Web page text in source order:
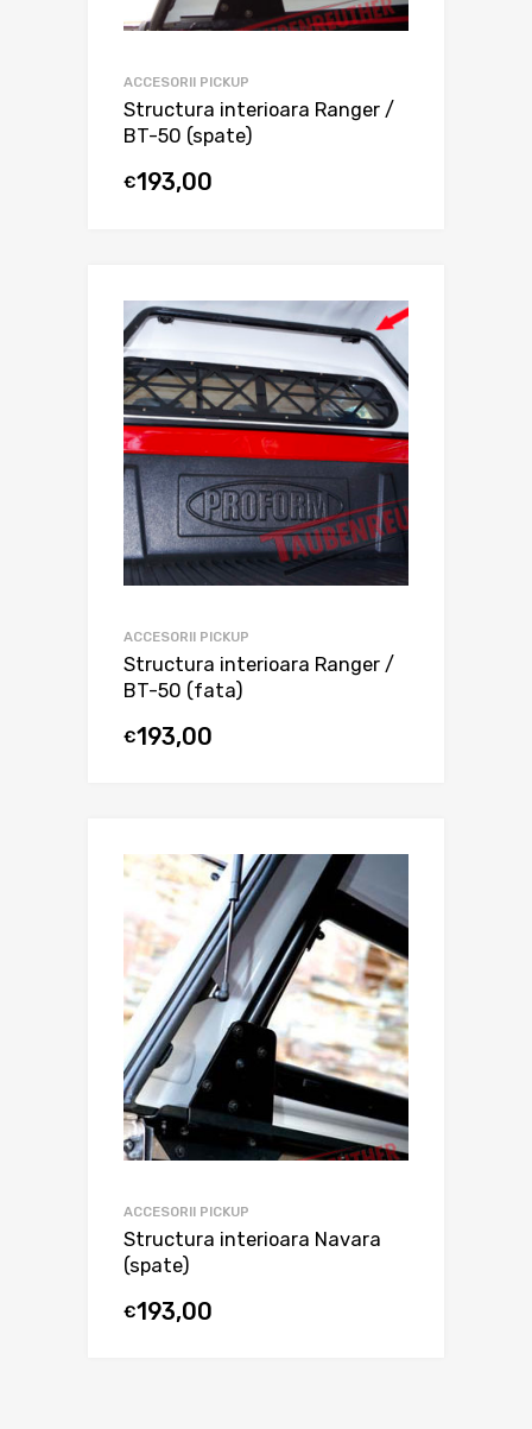
ACCESORII PICKUP
Structura interioara Ranger /
BT-50 (spate)
€193,00
ACCESORII PICKUP
Structura interioara Ranger /
BT-50 (fata)
€193,00
ACCESORII PICKUP
Structura interioara Navara
(spate)
€193,00